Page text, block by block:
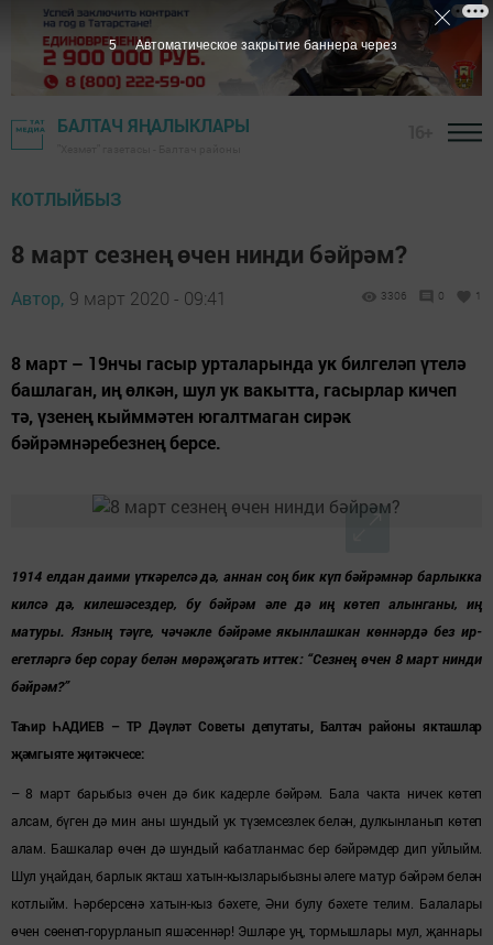
БАЛТАЧ ЯҢАЛЫКЛАРЫ
КОТЛЫЙБЫЗ
8 март сезнең өчен нинди бәйрәм?
Автор, 9 март 2020 - 09:41 3306 0 1
8 март – 19нчы гасыр урталарында ук билгеләп үтелә
башлаган, иң өлкән, шул ук вакытта, гасырлар кичеп
тә, үзенең кыйммәтен югалтмаган сирәк
бәйрәмнәребезнең берсе.
1914 елдан даими үткәрелсә дә, аннан соң бик күп бәйрәмнәр барлыкка
килсә дә, килешәсездер, бу бәйрәм әле дә иң көтеп алынганы, иң
матуры. Язның тәүге, чәчәкле бәйрәме якынлашкан көннәрдә без ир-
егетләргә бер сорау белән мөрәҗәгать иттек: “Сезнең өчен 8 март нинди
бәйрәм?”
Таһир ҺАДИЕВ – ТР Дәүләт Советы депутаты, Балтач районы якташлар
җәмгыяте җитәкчесе:
– 8 март барыбыз өчен дә бик кадерле бәйрәм. Бала чакта ничек көтеп
алсам, бүген дә мин аны шундый ук түземсезлек белән, дулкынланып көтеп
алам. Башкалар өчен дә шундый кабатланмас бер бәйрәмдер дип уйлыйм.
Шул уңайдан, барлык якташ хатын-кызларыбызны әлеге матур бәйрәм белән
котлыйм. Һәрберсенә хатын-кыз бәхете, Әни булу бәхете телим. Балалары
өчен сөенеп-горурланып яшәсеннәр! Эшләре уң, тормышлары мул, җаннары
4 Автоматическое закрытие баннера через